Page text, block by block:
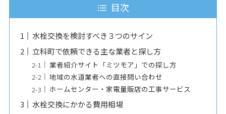
目次
水栓交換を検討すべき３つのサイン
立科町で依頼できる主な業者と探し方
業者紹介サイト「ミツモア」での探し方
地域の水道業者への直接問い合わせ
ホームセンター・家電量販店の工事サービス
水栓交換にかかる費用相場